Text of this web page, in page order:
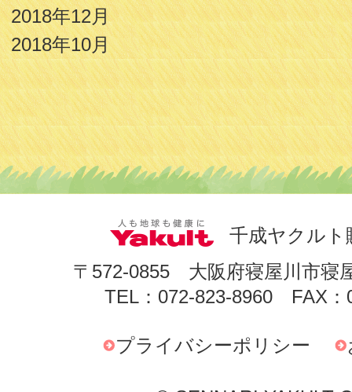
2018年12月
2018年10月
千成ヤクルト
〒572-0855 大阪府寝屋川市寝
TEL：072-823-8960 FAX：
プライバシーポリシー